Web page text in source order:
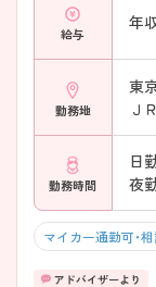
給与
年
勤務地
東
Ｊ
勤務時間
日
夜
マイカー通勤可・